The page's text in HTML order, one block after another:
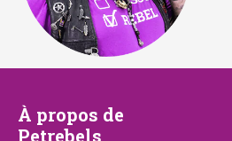
À
À propos de
Petrebels